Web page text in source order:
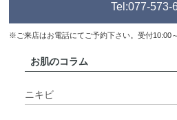
Tel:077-573-
※ご来店はお電話にてご予約下さい。受付10:00
お肌のコラム
ニキビ